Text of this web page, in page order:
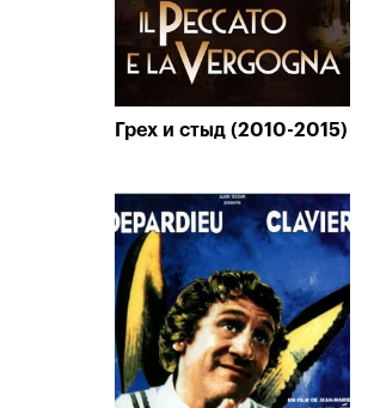
Грех и стыд (2010-2015)